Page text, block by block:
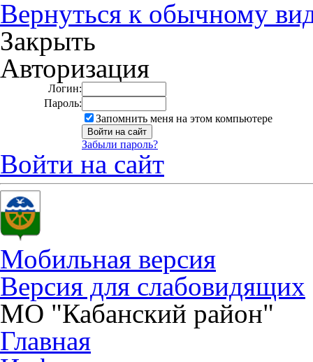
Вернуться к обычному
Закрыть
Авторизация
Логин:
Пароль:
Запомнить меня на этом компьютере
Забыли пароль?
Войти на сайт
Мобильная версия
Версия для слабовидящих
МО "Кабанский район"
Главная